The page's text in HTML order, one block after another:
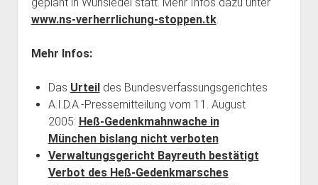
www.ns-verherrlichung-stoppen.tk.
Mehr Infos:
Das Urteildes Bundesverfassungsgerichtes
A.I.D.A.-Pressemitteilung vom 11. August
2005: Heß-Gedenkmahnwache in
München bislang nicht verboten
Verwaltungsgericht Bayreuth bestätigt
Verbot des Heß-Gedenkmarsches